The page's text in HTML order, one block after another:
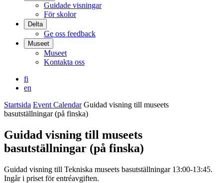
Guidade visningar
För skolor
Delta
Ge oss feedback
Museet
Museet
Kontakta oss
fi
en
Startsida Event Calendar Guidad visning till museets
basutställningar (på finska)
Guidad visning till museets
basutställningar (på finska)
Guidad visning till Tekniska museets basutställningar 13:00-13:45.
Ingår i priset för entréavgiften.